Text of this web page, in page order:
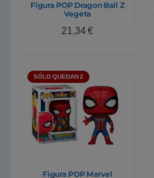
Figura POP Dragon Ball Z
Vegeta
21,34€
SÓLO QUEDAN 2
Figura POP Marvel